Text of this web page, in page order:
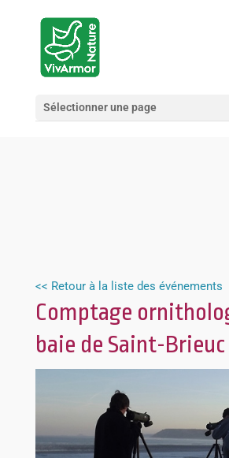
Sélectionner une page
<< Retour à la liste des événements
Comptage
baie de Saint-Brieuc